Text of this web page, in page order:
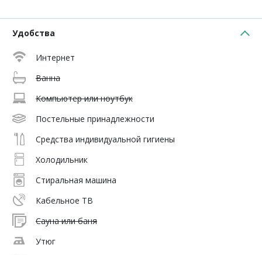
Удобства
Интернет
Ванна
Компьютер или ноутбук
Постельные принадлежности
Средства индивидуальной гигиены
Холодильник
Стиральная машина
Кабельное ТВ
Сауна или баня
Утюг